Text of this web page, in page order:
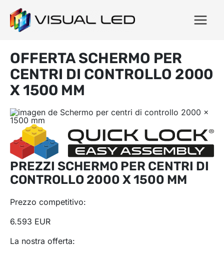
OFFERTA SCHERMO PER
CENTRI DI CONTROLLO 2000
X 1500 MM
PREZZI SCHERMO PER CENTRI DI
CONTROLLO 2000 X 1500 MM
Prezzo competitivo:
6.593 EUR
La nostra offerta: